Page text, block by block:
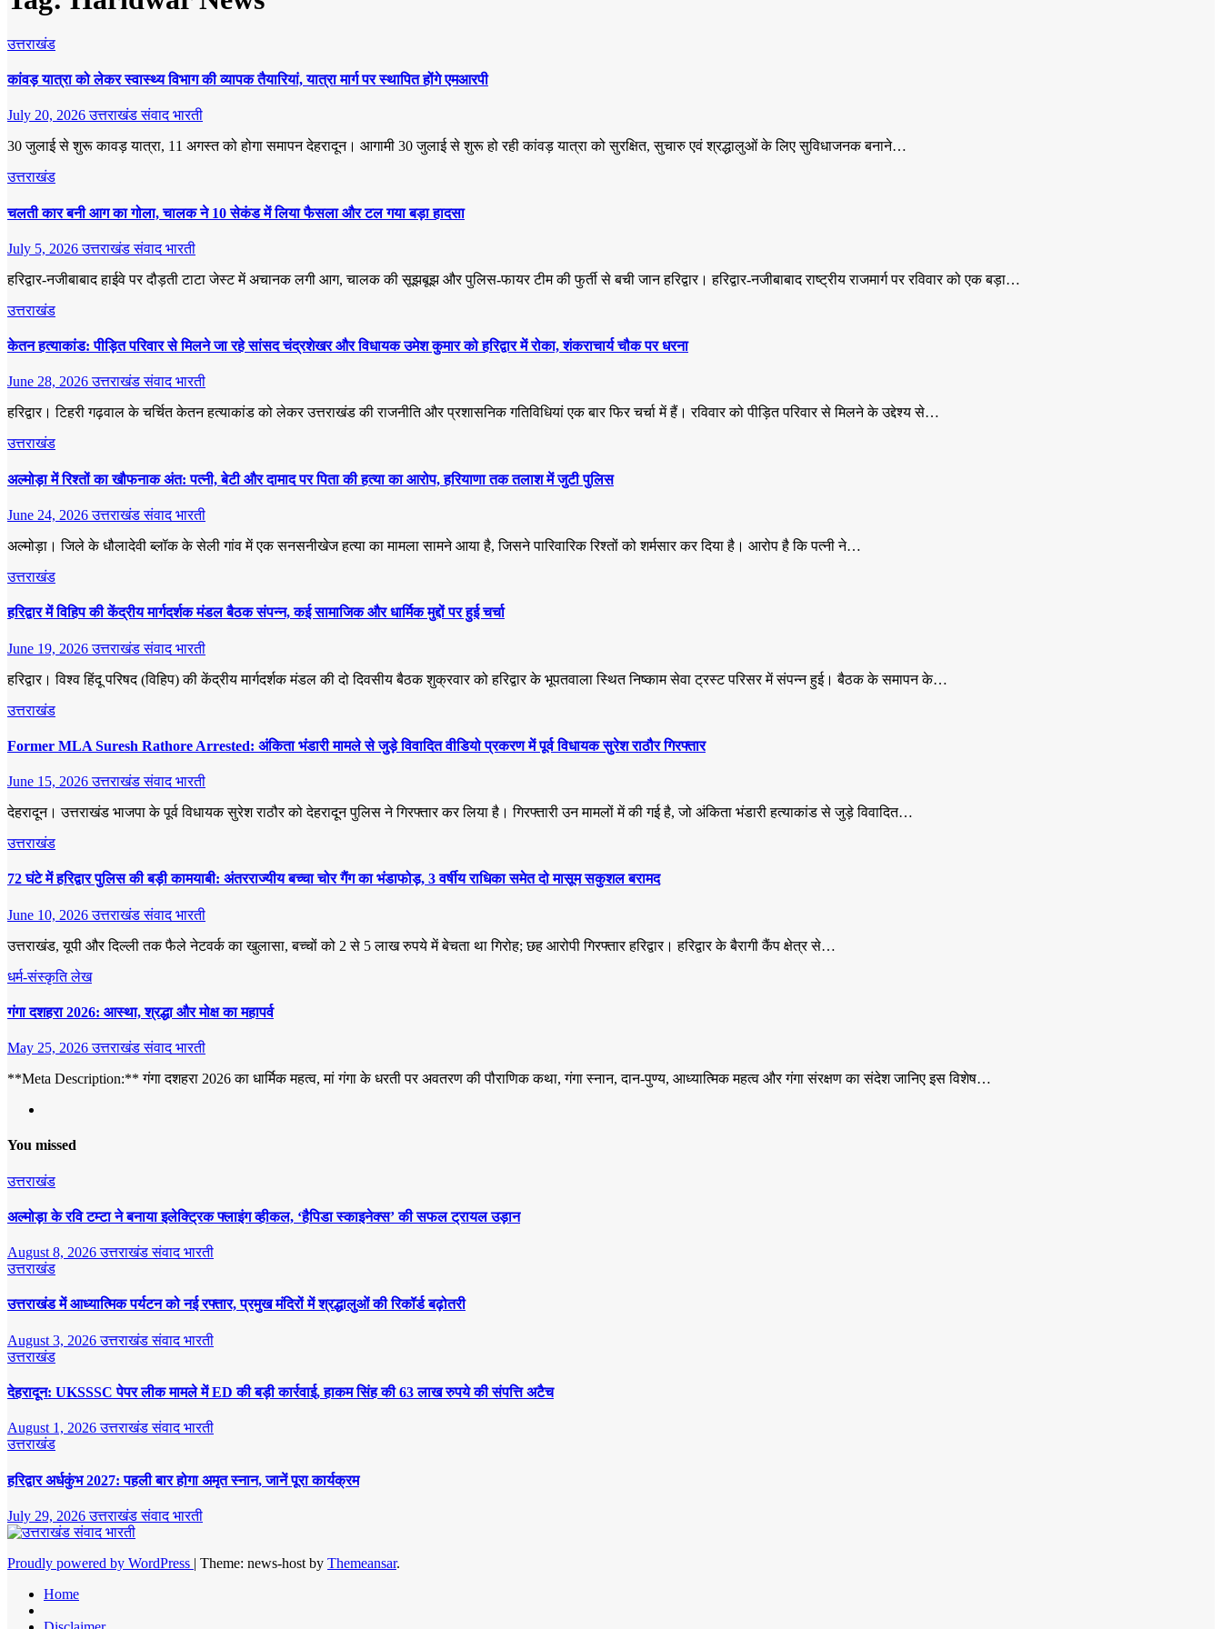
उत्तराखंड
कांवड़ यात्रा को लेकर स्वास्थ्य विभाग की व्यापक तैयारियां, यात्रा मार्ग पर स्थापित होंगे एमआरपी
July 20, 2026उत्तराखंड संवाद भारती
30 जुलाई से शुरू कावड़ यात्रा, 11 अगस्त को होगा समापन देहरादून। आगामी 30 जुलाई से शुरू हो रही कांवड़ यात्रा को सुरक्षित, सुचारु एवं श्रद्धालुओं के लिए सुविधाजनक बनाने…
उत्तराखंड
चलती कार बनी आग का गोला, चालक ने 10 सेकंड में लिया फैसला और टल गया बड़ा हादसा
July 5, 2026उत्तराखंड संवाद भारती
हरिद्वार-नजीबाबाद हाईवे पर दौड़ती टाटा जेस्ट में अचानक लगी आग, चालक की सूझबूझ और पुलिस-फायर टीम की फुर्ती से बची जान हरिद्वार। हरिद्वार-नजीबाबाद राष्ट्रीय राजमार्ग पर रविवार को एक बड़ा…
उत्तराखंड
केतन हत्याकांड: पीड़ित परिवार से मिलने जा रहे सांसद चंद्रशेखर और विधायक उमेश कुमार को हरिद्वार में रोका, शंकराचार्य चौक पर धरना
June 28, 2026उत्तराखंड संवाद भारती
हरिद्वार। टिहरी गढ़वाल के चर्चित केतन हत्याकांड को लेकर उत्तराखंड की राजनीति और प्रशासनिक गतिविधियां एक बार फिर चर्चा में हैं। रविवार को पीड़ित परिवार से मिलने के उद्देश्य से…
उत्तराखंड
अल्मोड़ा में रिश्तों का खौफनाक अंत: पत्नी, बेटी और दामाद पर पिता की हत्या का आरोप, हरियाणा तक तलाश में जुटी पुलिस
June 24, 2026उत्तराखंड संवाद भारती
अल्मोड़ा। जिले के धौलादेवी ब्लॉक के सेली गांव में एक सनसनीखेज हत्या का मामला सामने आया है, जिसने पारिवारिक रिश्तों को शर्मसार कर दिया है। आरोप है कि पत्नी ने…
उत्तराखंड
हरिद्वार में विहिप की केंद्रीय मार्गदर्शक मंडल बैठक संपन्न, कई सामाजिक और धार्मिक मुद्दों पर हुई चर्चा
June 19, 2026उत्तराखंड संवाद भारती
हरिद्वार। विश्व हिंदू परिषद (विहिप) की केंद्रीय मार्गदर्शक मंडल की दो दिवसीय बैठक शुक्रवार को हरिद्वार के भूपतवाला स्थित निष्काम सेवा ट्रस्ट परिसर में संपन्न हुई। बैठक के समापन के…
उत्तराखंड
Former MLA Suresh Rathore Arrested: अंकिता भंडारी मामले से जुड़े विवादित वीडियो प्रकरण में पूर्व विधायक सुरेश राठौर गिरफ्तार
June 15, 2026उत्तराखंड संवाद भारती
देहरादून। उत्तराखंड भाजपा के पूर्व विधायक सुरेश राठौर को देहरादून पुलिस ने गिरफ्तार कर लिया है। गिरफ्तारी उन मामलों में की गई है, जो अंकिता भंडारी हत्याकांड से जुड़े विवादित…
उत्तराखंड
72 घंटे में हरिद्वार पुलिस की बड़ी कामयाबी: अंतरराज्यीय बच्चा चोर गैंग का भंडाफोड़, 3 वर्षीय राधिका समेत दो मासूम सकुशल बरामद
June 10, 2026उत्तराखंड संवाद भारती
उत्तराखंड, यूपी और दिल्ली तक फैले नेटवर्क का खुलासा, बच्चों को 2 से 5 लाख रुपये में बेचता था गिरोह; छह आरोपी गिरफ्तार हरिद्वार। हरिद्वार के बैरागी कैंप क्षेत्र से…
धर्म-संस्कृतिलेख
गंगा दशहरा 2026: आस्था, श्रद्धा और मोक्ष का महापर्व
May 25, 2026उत्तराखंड संवाद भारती
**Meta Description:** गंगा दशहरा 2026 का धार्मिक महत्व, मां गंगा के धरती पर अवतरण की पौराणिक कथा, गंगा स्नान, दान-पुण्य, आध्यात्मिक महत्व और गंगा संरक्षण का संदेश जानिए इस विशेष…
You missed
उत्तराखंड
अल्मोड़ा के रवि टम्टा ने बनाया इलेक्ट्रिक फ्लाइंग व्हीकल, ‘हैपिडा स्काइनेक्स’ की सफल ट्रायल उड़ान
August 8, 2026उत्तराखंड संवाद भारती
उत्तराखंड
उत्तराखंड में आध्यात्मिक पर्यटन को नई रफ्तार, प्रमुख मंदिरों में श्रद्धालुओं की रिकॉर्ड बढ़ोतरी
August 3, 2026उत्तराखंड संवाद भारती
उत्तराखंड
देहरादून: UKSSSC पेपर लीक मामले में ED की बड़ी कार्रवाई, हाकम सिंह की 63 लाख रुपये की संपत्ति अटैच
August 1, 2026उत्तराखंड संवाद भारती
उत्तराखंड
हरिद्वार अर्धकुंभ 2027: पहली बार होगा अमृत स्नान, जानें पूरा कार्यक्रम
July 29, 2026उत्तराखंड संवाद भारती
Proudly powered by WordPress | Theme: news-host by Themeansar.
Home